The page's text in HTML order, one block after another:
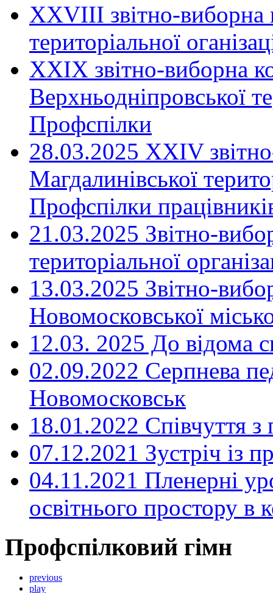
ХХVIII звітно-виборна
територіальної
XXIX звітно-виборна
Верхньодніпровської
Профспілки
28.03.2025 ХХІV
Магдалинівської
Профспілки
21.03.2025 Звітно-
територіальної
13.03.2025 Звітно-
Новомосковської
12.03. 2025 До відома
02.09.2022 Серпнева
Новомосковськ
18.01.2022 Співчуття з
07.12.2021 Зустріч із
04.11.2021 Пленерні
освітнього простору
Профспілковий гімн
previous
play